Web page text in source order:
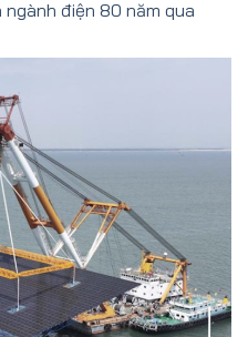
điện 80 năm qua